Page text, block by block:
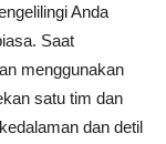
Anda
Saat
menggunakan
satu tim dan
dan detil